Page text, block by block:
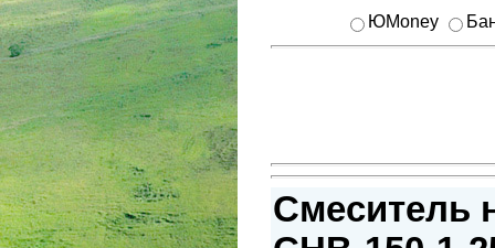
ЮMoney
Смеситель